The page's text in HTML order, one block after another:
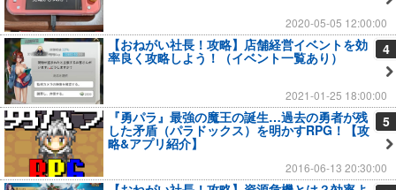
2020-05-05 12:00:00
4
【おねがい社長！攻略】店舗経営イベントを効
率良く攻略しよう！（イベント一覧あり）
2021-01-25 18:00:00
5
『勇パラ』最強の魔王の誕生…過去の勇者が残
した矛盾（パラドックス）を明かすRPG！【攻
略&アプリ紹介】
2016-06-13 20:30:00